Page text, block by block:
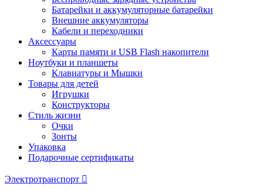
Батарейки и аккумуляторные батарейки
Внешние аккумуляторы
Кабели и переходники
Аксессуары
Карты памяти и USB Flash накопители
Ноутбуки и планшеты
Клавиатуры и Мышки
Товары для детей
Игрушки
Конструкторы
Стиль жизни
Очки
Зонты
Упаковка
Подарочные сертификаты
Электротранспорт